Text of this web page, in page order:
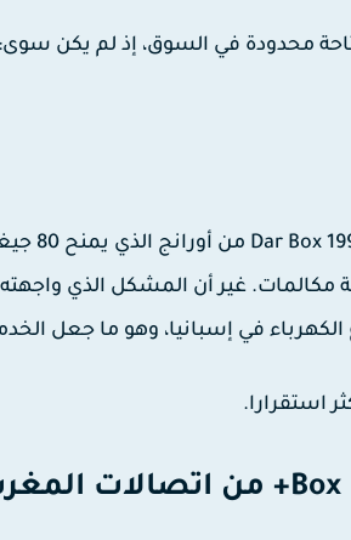
محدودة في السوق، إذ لم يكن سوى:
Dar Box
مكالمات. غير أن المشكل الذي
في إسبانيا، وهو ما جعل
استقرارا.